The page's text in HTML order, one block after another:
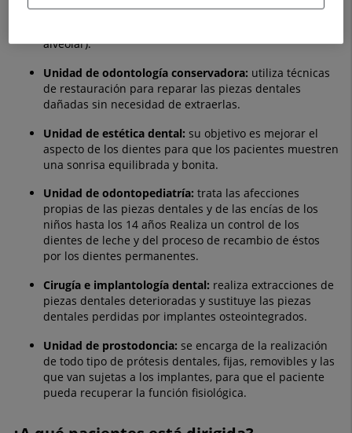
Unidad deperiodoncia:se encarga del cuidado de las
alveolar).
Unidad de odontología conservadora: utiliza técnicas
de restauración para reparar las piezas dentales
dañadas sin necesidad de extraerlas.
Unidad de estética dental: su objetivo es mejorar el
aspecto de los dientes para que los pacientes muestren
una sonrisa equilibrada y bonita.
Unidad de odontopediatría: trata las afecciones
propias de las piezas dentales y de las encías de los
niños hasta los 14 años Realiza un control de los
dientes de leche y del proceso de recambio de éstos
por los dientes permanentes.
Cirugía e implantología dental: realiza extracciones de
piezas dentales deterioradas y sustituye las piezas
dentales perdidas por implantes osteointegrados.
Unidad de prostodoncia: se encarga de la realización
de todo tipo de prótesis dentales, fijas, removibles y las
que van sujetas a los implantes, para que el paciente
pueda recuperar la función fisiológica.